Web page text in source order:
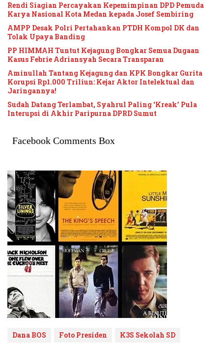
Rendi Siagian Percayakan Kepemimpinan DPD Pemuda
Karya Nasional Kota Medan kepada Josef Sembiring
AMPP Desak Polri Pertahankan PTDH Kompol DK dan
Tolak Upaya Banding
PP HIMMAH Tuntut Kejagung Bongkar Semua Dugaan
Kasus Febrie Adriansyah Secara Transparan
Aminullah Tantang Kejagung dan KPK Bongkar Gurita
Korupsi Rp1.000 Triliun: Kejar Aktor Intelektual dan
Jaringannya!
Sudah Datang Terlambat, Syahrul Paling ‘Kreak’ Pula
Interupsi di Akhir Paripurna DPRD Sumut
Facebook Comments Box
Dana BOS Foto Presiden K3S Sekolah SD